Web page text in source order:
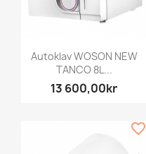
Autoklav WOSON NEW
TANCO 8L...
13 600,00kr
favorite_border